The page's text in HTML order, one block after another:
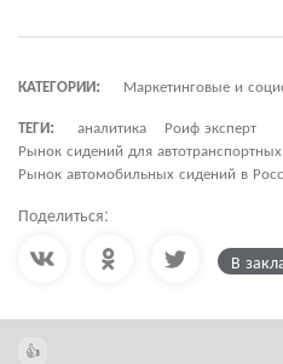
КАТЕГОРИИ:
Маркетинговые и
ТЕГИ:
аналитика
Роиф эксперт
Рынок сидений для
Рынок автомобильных сидений в
Поделиться:
В